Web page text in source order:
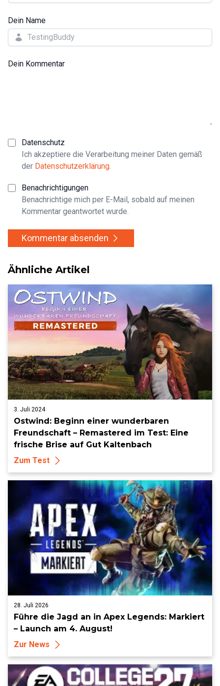
Dein Name
Dein Kommentar
Datenschutz
Ich akzeptiere die Verarbeitung meiner Daten gemäß
der Datenschutzerklärung.
Benachrichtigungen
Benachrichtige mich per E-Mail, sobald auf meinen
Kommentar geantwortet wurde.
Kommentar absenden
Ähnliche Artikel
3. Juli 2024
Ostwind: Beginn einer wunderbaren
Freundschaft – Remastered im Test: Eine
frische Brise auf Gut Kaltenbach
Zum Test
28. Juli 2026
Führe die Jagd an in Apex Legends: Markiert
– Launch am 4. August!
Zur News